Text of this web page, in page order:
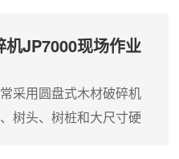
烧利用。在分散料堆处
近原料作业，减少大型
动力，**加工直径可参
JP7000现场作业
采用圆盘式木材破碎机
树头、树桩和大尺寸硬